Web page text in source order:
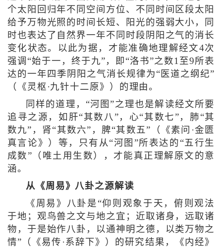
个太阳回归年不同空间方位、不同时间区段太阳
给予万物光照的时间长短、阳光的强弱大小，同
时也表达了自然界一年不同时段阴阳之气的消长
变化状态。以此为据，才能准确地理解经文4次
强调“始于一，终于九”，即“洛书”之数1至9所表
达的一年四季阴阳之气消长规律为“医道之纲纪”
（《灵枢·九针十二原》）的理由。
同样的道理，“河图”之理也是解读经文所要
追寻之源，如肝“其数八”，心“其数七”，肺“其
数九”，肾“其数六”，脾“其数五”（《素问·金匮
真言论》）等，只有从“河图”所表达的“五行生
成数”（唯土用生数），才能真正理解原文的意
涵。
从《周易》八卦之源解读
《周易》八卦是“仰则观象于天，俯则观法
于地；观鸟兽之文与地之宜；近取诸身，远取诸
物，于是始作八卦，以通神明之德，以类万物之
情”（《易传·系辞下》）的研究结果，《内经》